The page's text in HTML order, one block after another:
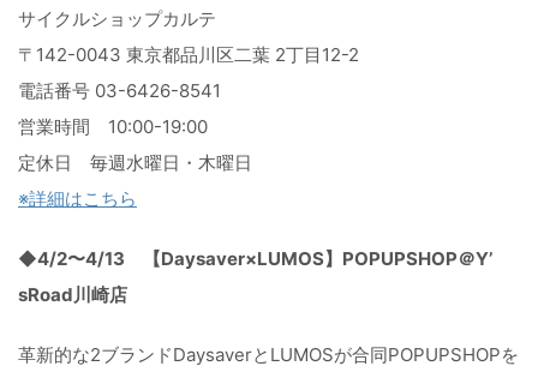
サイクルショップカルテ
〒142-0043 東京都品川区二葉 2丁目12-2
電話番号 03-6426-8541
営業時間 10:00-19:00
定休日 毎週水曜日・木曜日
※詳細はこちら
◆4/2〜4/13 【Daysaver×LUMOS】POPUPSHOP＠Y’
sRoad川崎店
革新的な2ブランドDaysaverとLUMOSが合同POPUPSHOPを